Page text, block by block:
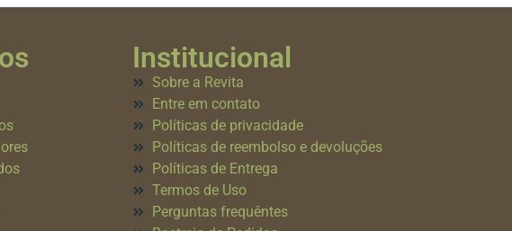
Institucional
Sobre a Revita
Entre em contato
Políticas de privacidade
Políticas de reembolso e devoluções
Políticas de Entrega
Termos de Uso
Perguntas frequêntes